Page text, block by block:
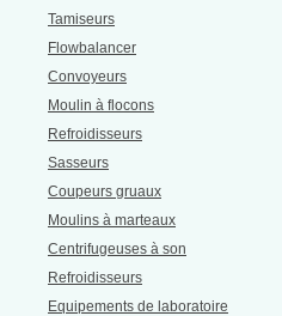
Tamiseurs
Flowbalancer
Convoyeurs
Moulin à flocons
Refroidisseurs
Sasseurs
Coupeurs gruaux
Moulins à marteaux
Centrifugeuses à son
Refroidisseurs
Equipements de laboratoire